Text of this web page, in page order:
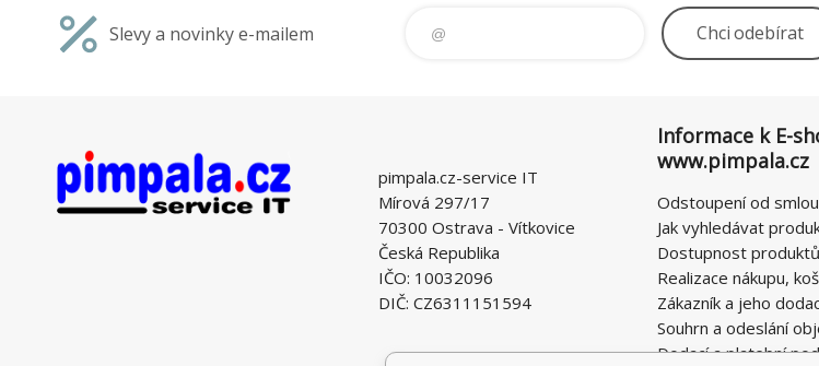
Slevy a novinky e-mailem Chciodebírat
pimpala.cz-service IT
Mírová 297/17
70300 Ostrava - Vítkovice
Česká Republika
IČO: 10032096
DIČ: CZ6311151594
Informace k E-
www.pimpala.cz
Odstoupení od
Jak vyhledávat
Dostupnost produktů
Realizace nákupu,
Zákazník a jeho
Souhrn a odeslání
Dodací a platební